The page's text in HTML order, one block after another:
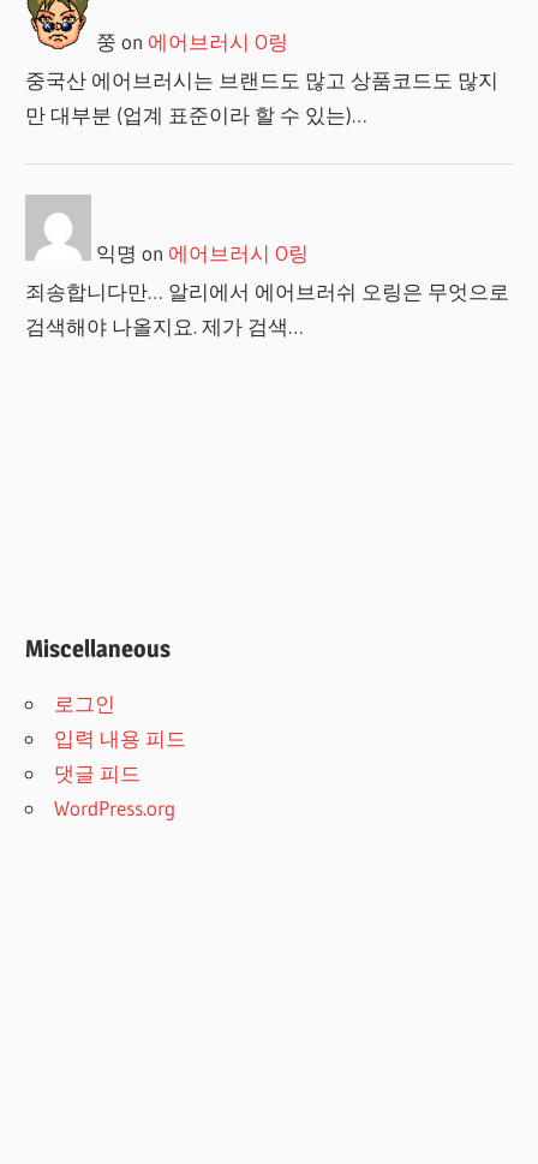
쭝 on 에어브러시 O링
중국산 에어브러시는 브랜드도 많고 상품코드도 많지
만 대부분 (업계 표준이라 할 수 있는)…
익명 on 에어브러시 O링
죄송합니다만… 알리에서 에어브러쉬 오링은 무엇으로
검색해야 나올지요. 제가 검색…
Miscellaneous
로그인
입력 내용 피드
댓글 피드
WordPress.org